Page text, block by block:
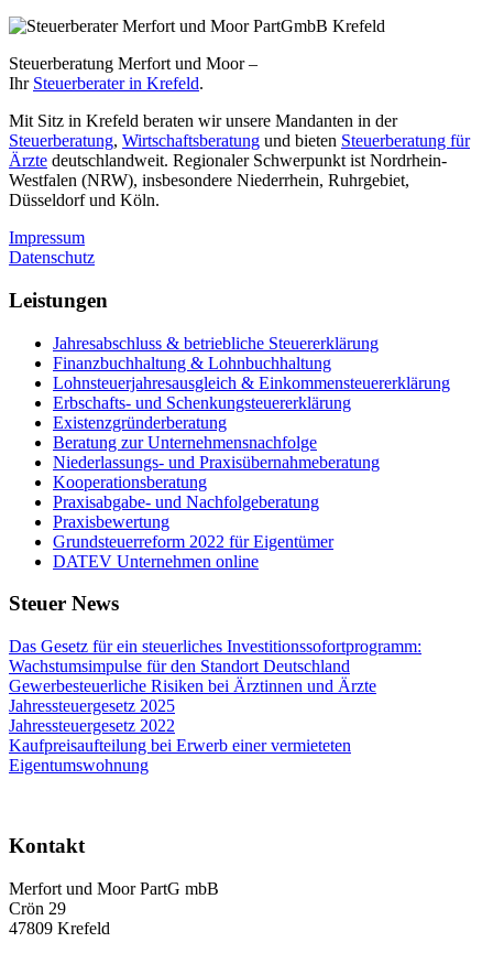
Steuerberatung Merfort und Moor –
Ihr Steuerberater in Krefeld.
Mit Sitz in Krefeld beraten wir unsere Mandanten in der
Steuerberatung, Wirtschaftsberatung und bieten Steuerberatung für
Ärzte deutschlandweit. Regionaler Schwerpunkt ist Nordrhein-
Westfalen (NRW), insbesondere Niederrhein, Ruhrgebiet,
Düsseldorf und Köln.
Impressum
Datenschutz
Leistungen
Jahresabschluss & betriebliche Steuererklärung
Finanzbuchhaltung & Lohnbuchhaltung
Lohnsteuerjahresausgleich & Einkommensteuererklärung
Erbschafts- und Schenkungsteuererklärung
Existenzgründerberatung
Beratung zur Unternehmensnachfolge
Niederlassungs- und Praxisübernahmeberatung
Kooperationsberatung
Praxisabgabe- und Nachfolgeberatung
Praxisbewertung
Grundsteuerreform 2022 für Eigentümer
DATEV Unternehmen online
Steuer News
Das Gesetz für ein steuerliches Investitionssofortprogramm:
Wachstumsimpulse für den Standort Deutschland
Gewerbesteuerliche Risiken bei Ärztinnen und Ärzte
Jahressteuergesetz 2025
Jahressteuergesetz 2022
Kaufpreisaufteilung bei Erwerb einer vermieteten
Eigentumswohnung
Kontakt
Merfort und Moor PartG mbB
Crön 29
47809 Krefeld